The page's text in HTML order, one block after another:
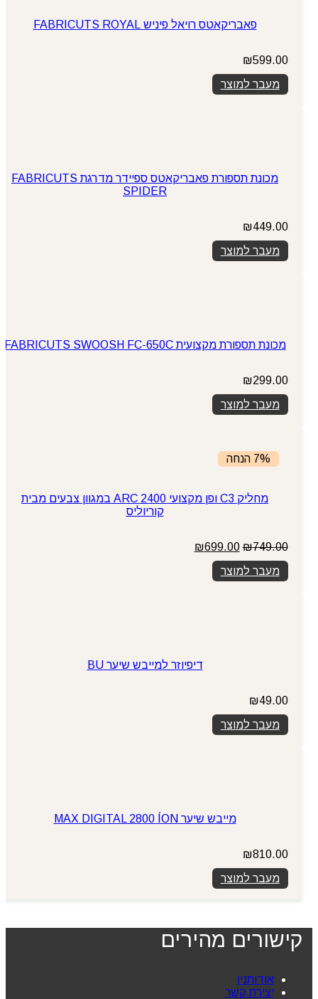
פאבריקאטס רויאל פיניש FABRICUTS ROYAL
₪599.00
מעבר למוצר
מכונת תספורת פאבריקאטס ספיידר מדרגת FABRICUTS
SPIDER
₪449.00
מעבר למוצר
מכונת תספורת מקצועית FABRICUTS SWOOSH FC-650C
₪299.00
מעבר למוצר
7% הנחה
מחליק C3 ופן מקצועי ARC 2400 במגוון צבעים מבית
קוריוליס
₪749.00
המחיר
המקורי
היה:
₪749.00.
₪699.00
מעבר למוצר
דיפיוזר למייבש שיער BU
₪49.00
מעבר למוצר
מייבש שיער MAX DIGITAL 2800 ÍON
₪810.00
מעבר למוצר
קישורים מהירים
אודותניו
יצירת קשר